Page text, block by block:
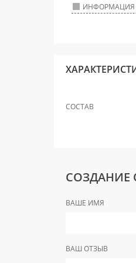
ИНФОРМАЦИЯ
СОСТАВ
СОЗДАНИЕ
ВАШЕ ИМЯ
ВАШ ОТЗЫВ